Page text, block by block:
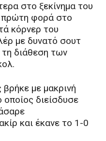
στο ξεκίνημα του
πρώτη φορά στο
κόρνερ του
με δυνατό σουτ
τη διάθεση των
με μακρινή
οποίος διείσδυσε
και έκανε το 1-0